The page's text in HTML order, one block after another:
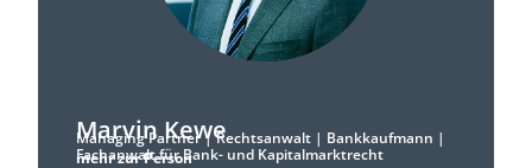
Marvin Kewe
Managing Partner | Rechtsanwalt | Bankkaufmann |
Fachanwalt für Bank- und Kapitalmarktrecht
mehr zur Person